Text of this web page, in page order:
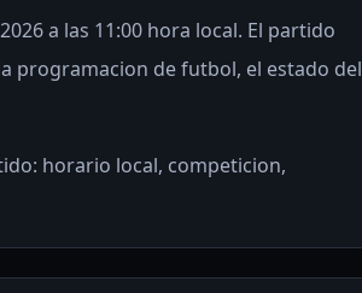
a las 11:00 hora local. El partido
programacion de futbol, el estado del
horario local, competicion,